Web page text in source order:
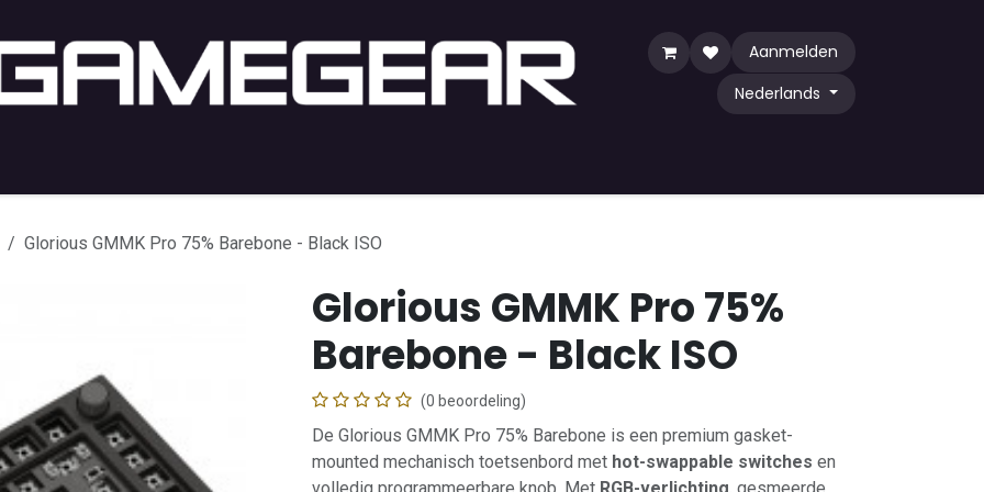
Aanmelden
Nederlands
Glorious GMMK Pro 75% Barebone - Black ISO
Glorious GMMK Pro 75%
Barebone - Black ISO
(0 beoordeling)
De Glorious GMMK Pro 75% Barebone is een premium gasket-
mounted mechanisch toetsenbord met hot-swappable switches en